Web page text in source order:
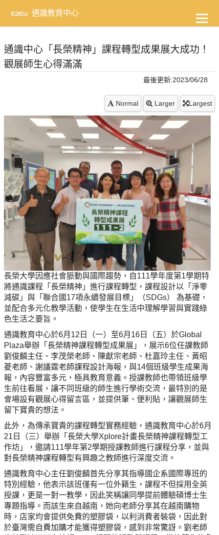
主
容
通識教育中心
通識中心「長榮精神」課程轉型成果展大成功！
觀展師生心得滿滿
最後更新:2023/06/28
Normal Larger Largest
長榮大學因應社會脈動與國際趨勢，自111學年度第1學期特
將通識課程「長榮精神」進行課程轉型，課程設計以「淨零
減碳」與「聯合國17項永續發展目標」（SDGs） 為基礎，
並配合多元化教學活動，使學生在生活中理解學習與實踐綠
色生活之要旨。
通識教育中心於6月12日（一）至6月16日（五）於Global
Plaza舉辦「長榮精神課程轉型成果展」，展示6位任課教師
劉俊麟主任、李茂榮老師、陳獻宗老師、杜嘉玲主任、黃昭
菱老師、謝議霆老師課程設計海報，與14個班級學生成果海
報，內容豐富多元，極具教育意義。授課教師也帶領班級學
生前往看展，讓不同班級的師生進行學術交流，最特別的是
會場設有觀展心得留言區，並提供筆、便利貼，讓觀展師生
留下寶貴的想法。
此外，為傳承寶貴的課程轉型實務經驗，通識教育中心於6月
21日（三）舉辦「長榮大學Xplore計畫長榮精神課程轉型工
作坊」，邀請111學年第2學期授課教師進行課程分享，並與
對長榮精神課程轉型有興趣之教師進行深度交流。
通識教育中心主任劉俊麟首先分享其指導國企系國際專班的
特別經驗，他表示該班僅有一位外籍生，課程不但採用全英
授課，更是一對一教學，因此笑稱讓同學提前體驗碩博士生
專題指導。而該生來自越南，她向老師分享其在越南購物
時，店家均會提供免費的塑膠袋，以利消費者裝袋，因此對
於臺灣需自費加購才能獲得塑膠袋，感到非常驚訝。劉老師